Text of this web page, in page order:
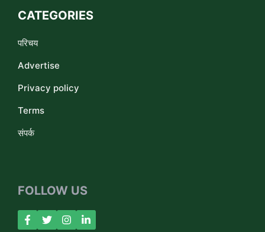
CATEGORIES
परिचय
Advertise
Privacy policy
Terms
संपर्क
FOLLOW US